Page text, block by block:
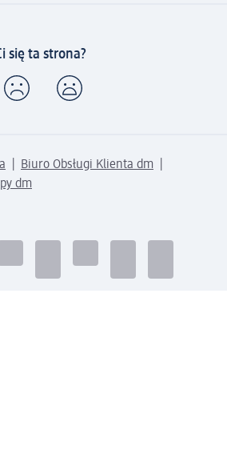
się ta strona?
Biuro Obsługi Klienta dm
dm